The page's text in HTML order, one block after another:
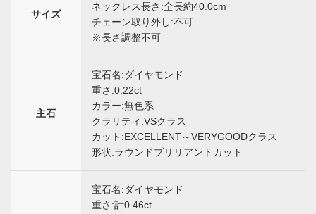
サイズ
ネックレス長さ:全長約40.0cm
チェーン取り外し:不可
※長さ調整不可
主石
宝石名:ダイヤモンド
重さ:0.22ct
カラー:無色系
クラリティ:VSクラス
カット:EXCELLENT～VERYGOODクラス
形状:ラウンドブリリアントカット
宝石名:ダイヤモンド
重さ:計0.46ct